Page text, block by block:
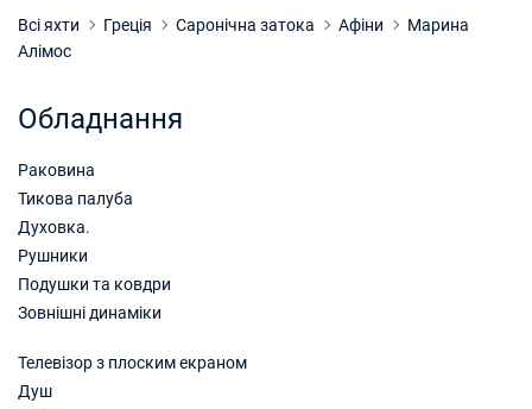
Забронюйте цю яхту
21/11/2026 - 28/11/2026
Забронюйте цю яхту
28/11/2026 - 05/12/2026
Всі яхти Греція Саронічна затока Афіни
Марина
Алімос
Обладнання
Раковина
Тикова палуба
Духовка.
Рушники
Подушки та ковдри
Зовнішні динаміки
Телевізор з плоским екраном
Душ